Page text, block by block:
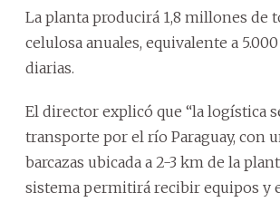
La planta producirá 1,8 millones de
celulosa anuales, equivalente a
diarias.
El director explicó que “la logística
transporte por el río Paraguay, con
barcazas ubicada a 2-3 km de la
sistema permitirá recibir equipos y